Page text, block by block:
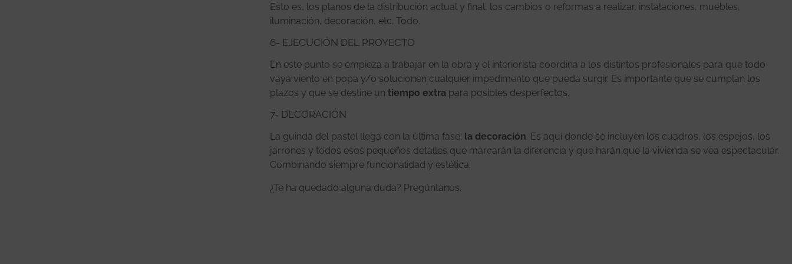
Esto es, los planos de la distribución actual y final, los cambios o reformas a realizar, instalaciones, muebles,
iluminación, decoración, etc. Todo.
6- EJECUCIÓN DEL PROYECTO
En este punto se empieza a trabajar en la obra y el interiorista coordina a los distintos profesionales para que todo
vaya viento en popa y/o solucionen cualquier impedimento que pueda surgir. Es importante que se cumplan los
plazos y que se destine un tiempo extrapara posibles desperfectos.
7- DECORACIÓN
La guinda del pastel llega con la última fase: la decoración. Es aquí donde se incluyen los cuadros, los espejos, los
jarrones y todos esos pequeños detalles que marcarán la diferencia y que harán que la vivienda se vea espectacular.
Combinando siempre funcionalidad y estética.
¿Te ha quedado alguna duda? Pregúntanos.